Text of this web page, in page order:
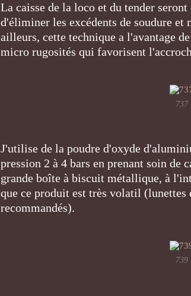
La caisse de la loco et du tender
d'éliminer les excédents de soudure
ailleurs, cette technique a l'avantage
micro rugosités qui favorisent
737
J'utilise de la poudre d'oxyde
pression 2 à 4 bars en prenant soin de
grande boîte à biscuit métallique, à
que ce produit est très volatil (lunettes
recommandés).
739